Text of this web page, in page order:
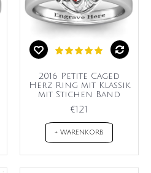
2016 Petite Caged
Herz Ring mit Klassik
mit Stichen Band
€121
+ WARENKORB